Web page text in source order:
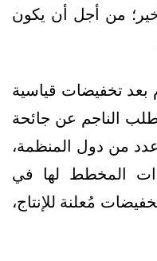
من أجل أن يكون
بعد تخفيضات قياسية
الطلب الناجم عن جائحة
من دول المنظمة،
المخطط لها في
مُعلنة للإنتاج،